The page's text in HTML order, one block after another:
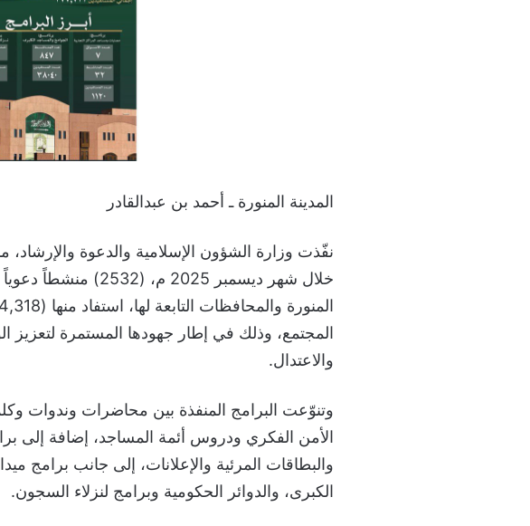
المدينة المنورة ـ أحمد بن عبدالقادر
نفّذت وزارة الشؤون الإسلامية والدعوة والإرشاد،
خلال شهر ديسمبر 2025
المجتمع، وذلك في إطار جهودها المستمرة لتعزيز
والاعتدال.
وتنوّعت البرامج المنفذة بين محاضرات وندوات
الأمن الفكري ودروس أئمة المساجد، إضافة إلى
والبطاقات المرئية والإعلانات، إلى جانب برامج
الكبرى، والدوائر الحكومية وبرامج لنزلاء السجون.